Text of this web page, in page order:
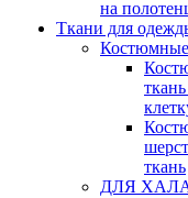
на
Ткани для
ткань
ДЛЯ